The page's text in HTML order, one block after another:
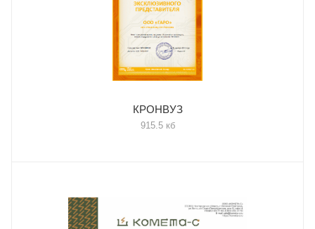
КРОНВУЗ
915.5 кб